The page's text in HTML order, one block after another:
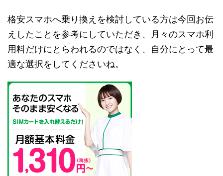
格安スマホへ乗り換えを検討している方は今回お伝
えしたことを参考にしていただき、月々のスマホ利
用料だけにとらわれるのではなく、自分にとって最
適な選択をしてくださいね。